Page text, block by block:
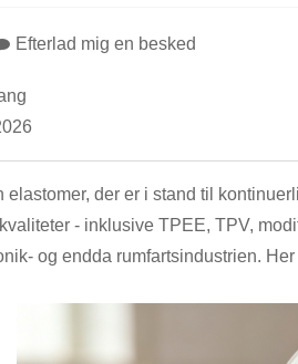
Efterlad mig en besked
elastomer, der er i stand til
- inklusive TPEE, TPV,
og endda rumfartsindustrien.